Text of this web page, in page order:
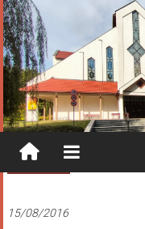
15/08/2016